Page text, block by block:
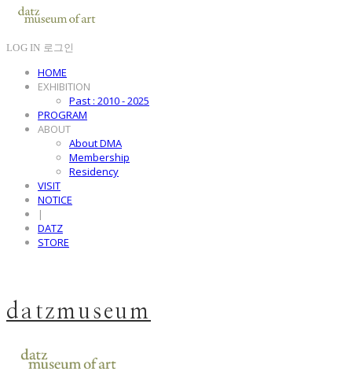
LOG IN 로그인
HOME
EXHIBITION
Past : 2010 - 2025
PROGRAM
ABOUT
About DMA
Membership
Residency
VISIT
NOTICE
|
DATZ
STORE
datzmuseum